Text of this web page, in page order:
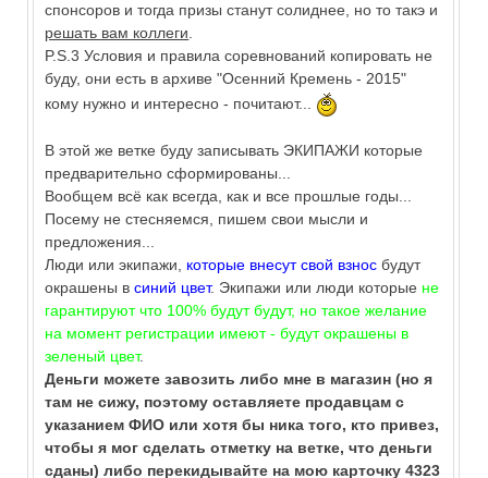
спонсоров и тогда призы станут солиднее, но то такэ и
решать вам коллеги
P.S.3 Условия и правила соревнований копировать не
буду, они есть в архиве "Осенний Кремень - 2015"
кому нужно и интересно - почитают...
В этой же ветке буду записывать ЭКИПАЖИ которые
предварительно сформированы...
Вообщем всё как всегда, как и все прошлые годы...
Посему не стесняемся, пишем свои мысли и
предложения...
Люди или экипажи, которые внесут свой взнос будут
окрашены всиний цвет. Экипажи или люди которые не
гарантируют что 100% будут будут, но такое желание
на момент регистрации имеют - будут окрашены в
зеленый цвет.
Деньги можете завозить либо мне в магазин (но я
там не сижу, поэтому оставляете продавцам с
указанием ФИО или хотя бы ника того, кто привез,
чтобы я мог сделать отметку на ветке, что деньги
сданы) либо перекидывайте на мою карточку 4323